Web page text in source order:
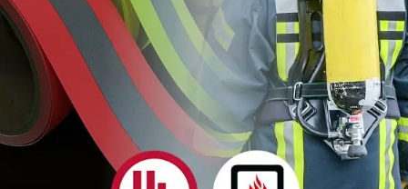
Защитная одежда
Светящийся в темноте материал
Промышленная отделка для мытья
О КИНАССТАРС
Новый продукт